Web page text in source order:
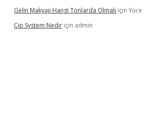
Gelin Makyajı Hangi Tonlarda Olmalı için Yüce
Çip System Nedir için admin